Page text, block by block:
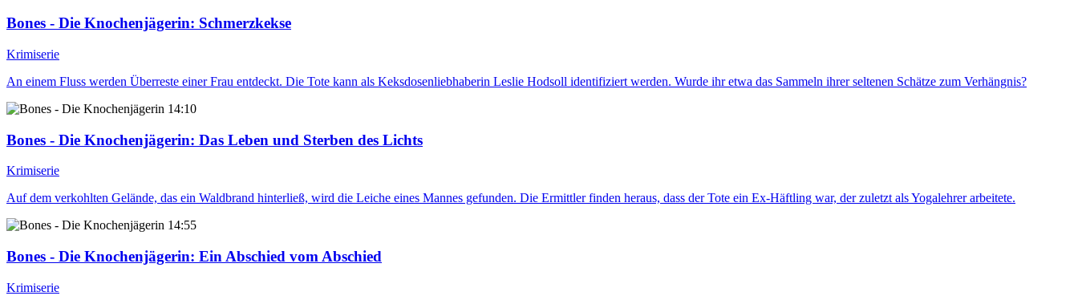
Bones - Die Knochenjägerin: Schmerzkekse
Krimiserie
An einem Fluss werden Überreste einer Frau entdeckt. Die Tote kann als Keksdosenliebhaberin Leslie Hodsoll identifiziert werden. Wurde ihr etwa das Sammeln ihrer seltenen Schätze zum Verhängnis?
14:10
Bones - Die Knochenjägerin: Das Leben und Sterben des Lichts
Krimiserie
Auf dem verkohlten Gelände, das ein Waldbrand hinterließ, wird die Leiche eines Mannes gefunden. Die Ermittler finden heraus, dass der Tote ein Ex-Häftling war, der zuletzt als Yogalehrer arbeitete.
14:55
Bones - Die Knochenjägerin: Ein Abschied vom Abschied
Krimiserie